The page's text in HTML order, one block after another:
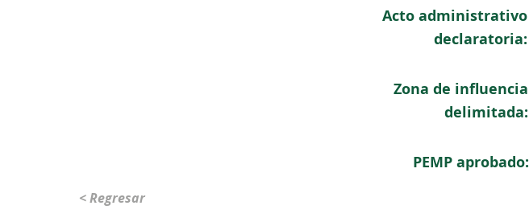
Acto administrativo
declaratoria:
Zona de influencia
delimitada:
< Regresar
PEMP aprobado: